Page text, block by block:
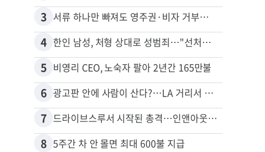
3 서류 하나만 빠져도 영주권·비자 거부…심사관 재량권 대폭 확대
4 한인 남성, 처형 상대로 성범죄…"선처해줬더니 배신자 취급"
5 비영리 CEO, 노숙자 팔아 2년간 165만불
6 광고판 안에 사람이 산다?…LA 거리서 화제
7 드라이브스루서 시작된 총격…인앤아웃 참사 영상 공개
8 5주간 차 안 몰면 최대 600불 지급